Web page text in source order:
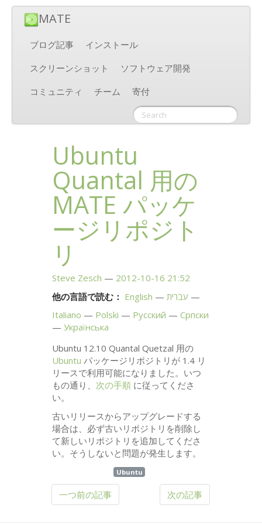
MATE
ブログ記事
インストール
スクリーンショット
ソフトウェア開発
コミュニティ
チーム 寄付
Ubuntu
Quantal 用の
MATE パッケ
ージリポジト
リ
Steve Zesch
2012-10-16 21:52
他の言語で読む： English
עברית
Italiano
Polski Русский
Српски
Українська
Ubuntu 12.10 Quantal Quetzal 用の
Ubuntu パッケージリポジトリが 1.4 リ
リースで利用可能になりました。いつ
もの通り、 次の手順 に従ってくださ
い。
古いリリースからアップグレードする
場合は、必ず古いリポジトリを削除し
て新しいリポジトリを追加してくださ
い。そうしないと問題が発生します。
Ubuntu
一つ前の記事 次の記事